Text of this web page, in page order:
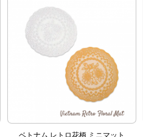
ベトナム レトロ花柄 ミニマット